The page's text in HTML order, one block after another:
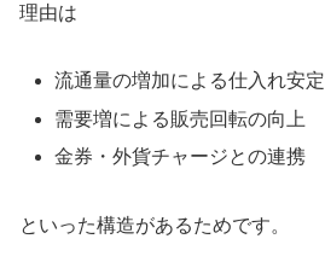
理由は
流通量の増加による仕入れ安定
需要増による販売回転の向上
金券・外貨チャージとの連携
といった構造があるためです。